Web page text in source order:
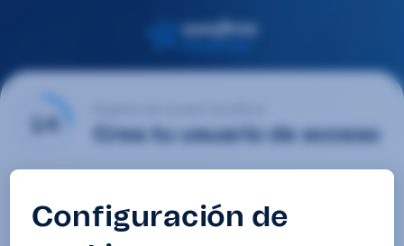
1/4 Crea tu usuario de acceso